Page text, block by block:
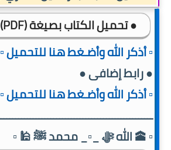
● تحميل الكتاب بصيغة (PDF)
▫️ أذكر الله وأضـغط هنا للتحميل ▫️
● رابط إضافى ●
▫️ أذكر الله وأضـغط هنا للتحميل ▫️
▫️ 🕋 الله ﷻ _▫️_ محمد ﷺ 🕌 ▫️